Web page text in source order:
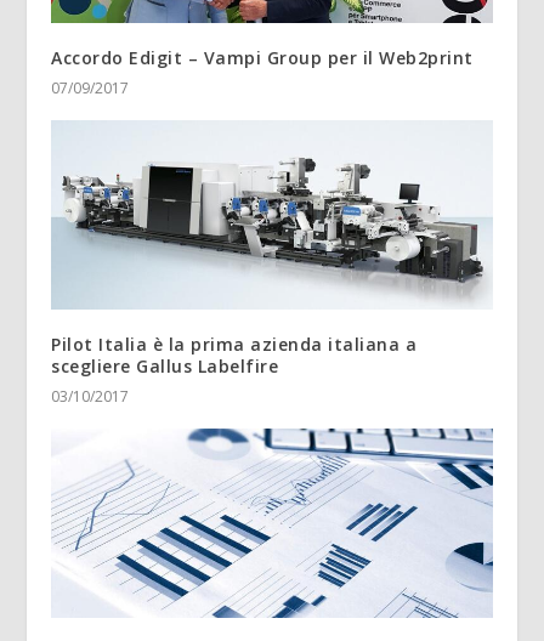
Accordo Edigit – Vampi Group per il Web2print
07/09/2017
Pilot Italia è la prima azienda italiana a
scegliere Gallus Labelfire
03/10/2017